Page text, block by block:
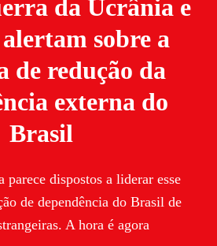
da Ucrânia e
sobre a
de redução da
externa do
Brasil
parece dispostos a liderar esse
de dependência do Brasil de
A hora é agora